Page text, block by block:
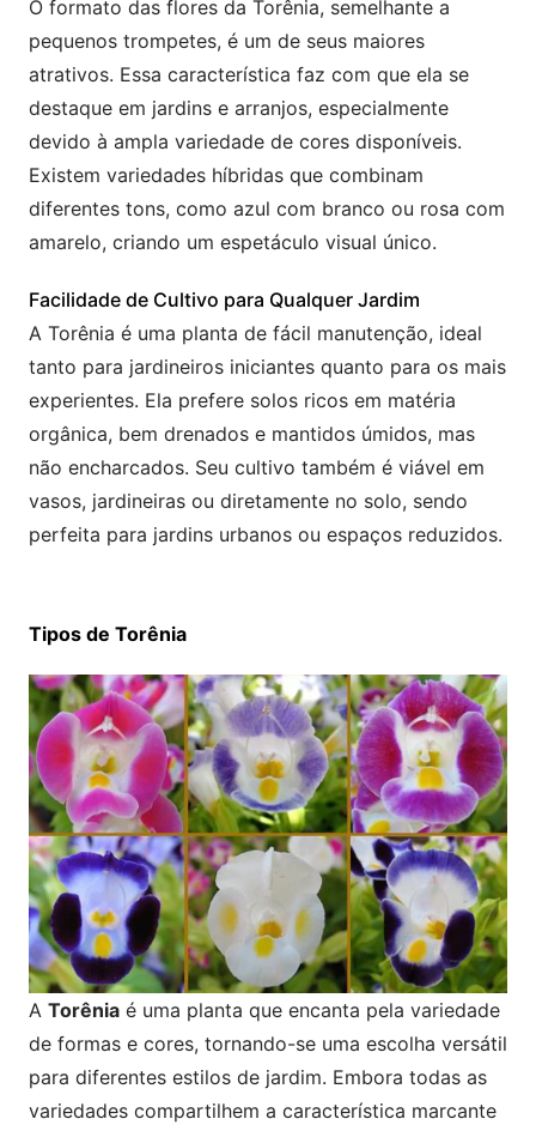
O formato das flores da Torênia, semelhante a
pequenos trompetes, é um de seus maiores
atrativos. Essa característica faz com que ela se
destaque em jardins e arranjos, especialmente
devido à ampla variedade de cores disponíveis.
Existem variedades híbridas que combinam
diferentes tons, como azul com branco ou rosa com
amarelo, criando um espetáculo visual único.
Facilidade de Cultivo para Qualquer Jardim
A Torênia é uma planta de fácil manutenção, ideal
tanto para jardineiros iniciantes quanto para os mais
experientes. Ela prefere solos ricos em matéria
orgânica, bem drenados e mantidos úmidos, mas
não encharcados. Seu cultivo também é viável em
vasos, jardineiras ou diretamente no solo, sendo
perfeita para jardins urbanos ou espaços reduzidos.
Tipos de Torênia
A Torênia é uma planta que encanta pela variedade
de formas e cores, tornando-se uma escolha versátil
para diferentes estilos de jardim. Embora todas as
variedades compartilhem a característica marcante